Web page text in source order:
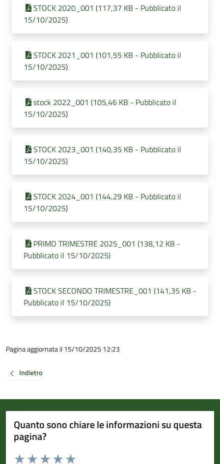
STOCK 2020_001 (117,37 KB - Pubblicato il
15/10/2025)
STOCK 2021_001 (101,55 KB - Pubblicato il
15/10/2025)
stock 2022_001 (105,46 KB - Pubblicato il
15/10/2025)
STOCK 2023_001 (140,35 KB - Pubblicato il
15/10/2025)
STOCK 2024_001 (144,29 KB - Pubblicato il
15/10/2025)
PRIMO TRIMESTRE 2025_001 (138,12 KB -
Pubblicato il 15/10/2025)
STOCK SECONDO TRIMESTRE_001 (141,35 KB -
Pubblicato il 15/10/2025)
Pagina aggiornata il 15/10/2025 12:23
Indietro
Quanto sono chiare le informazioni su questa
pagina?
Valuta da 1 a 5 stelle la pagina